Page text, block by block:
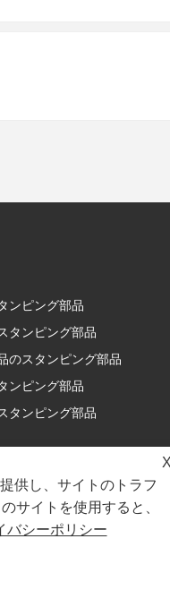
X
供し、サイトのトラフ
サイトを使用すると、
バシーポリシー
グローバルプロジェクトに
スナーソリューションを提
る方法
2025/12/05
プロジェクトの成功は、信頼でき
サプライ チェーン パートナーに
します。独自の製造設備を備えた
の使命は、お客様にとって最も
す。
ンピング部品
タンピング部品
のスタンピング部品
ンピング部品
タンピング部品
著作権 © 2024 嘉興青